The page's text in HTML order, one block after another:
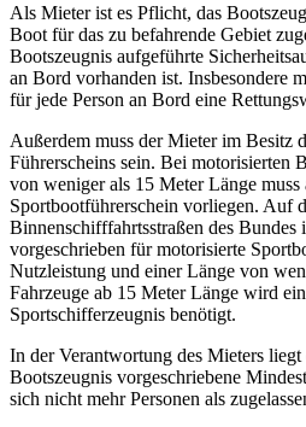
Als Mieter ist es Pflicht, das
Boot für das zu befahrende Gebiet
Bootszeugnis aufgeführte
an Bord vorhanden ist. Insbesondere
für jede Person an Bord eine
Außerdem muss der Mieter im Besitz
Führerscheins sein. Bei motorisierten
von weniger als 15 Meter Länge muss
Sportbootführerschein vorliegen. Auf
Binnenschifffahrtsstraßen des Bundes
vorgeschrieben für motorisierte
Nutzleistung und einer Länge von
Fahrzeuge ab 15 Meter Länge wird
Sportschifferzeugnis benötigt.
In der Verantwortung des Mieters liegt
Bootszeugnis vorgeschriebene
sich nicht mehr Personen als